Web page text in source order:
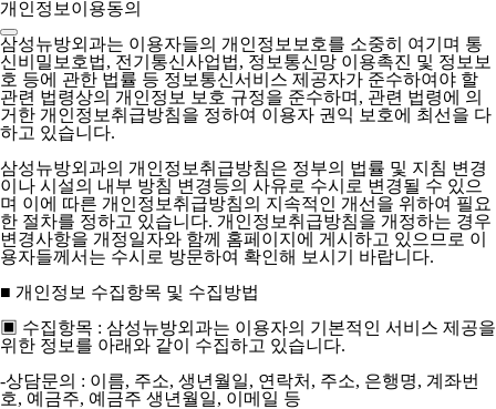
개인정보이용동의
삼성뉴방외과는 이용자들의 개인정보보호를 소중히 여기며 통
신비밀보호법, 전기통신사업법, 정보통신망 이용촉진 및 정보보
호 등에 관한 법률 등 정보통신서비스 제공자가 준수하여야 할
관련 법령상의 개인정보 보호 규정을 준수하며, 관련 법령에 의
거한 개인정보취급방침을 정하여 이용자 권익 보호에 최선을 다
하고 있습니다.
삼성뉴방외과의 개인정보취급방침은 정부의 법률 및 지침 변경
이나 시설의 내부 방침 변경등의 사유로 수시로 변경될 수 있으
며 이에 따른 개인정보취급방침의 지속적인 개선을 위하여 필요
한 절차를 정하고 있습니다. 개인정보취급방침을 개정하는 경우
변경사항을 개정일자와 함께 홈페이지에 게시하고 있으므로 이
용자들께서는 수시로 방문하여 확인해 보시기 바랍니다.
■ 개인정보 수집항목 및 수집방법
▣ 수집항목 : 삼성뉴방외과는 이용자의 기본적인 서비스 제공을
위한 정보를 아래와 같이 수집하고 있습니다.
-상담문의 : 이름, 주소, 생년월일, 연락처, 주소, 은행명, 계좌번
호, 예금주, 예금주 생년월일, 이메일 등